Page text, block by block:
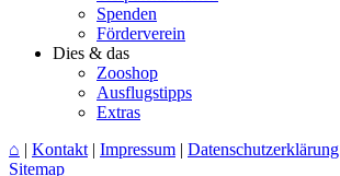
Spenden
Förderverein
Dies & das
Zooshop
Ausflugstipps
Extras
⌂ | Kontakt | Impressum | Datenschutzerklärung
Sitemap